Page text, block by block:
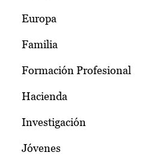
Europa
Familia
Formación Profesional
Hacienda
Investigación
Jóvenes